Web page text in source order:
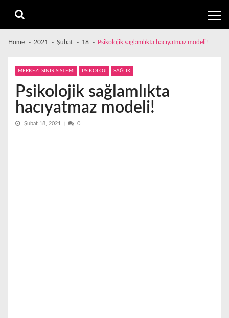
navigation
content
Home 2021 Şubat 18 Psikolojik sağlamlıkta hacıyatmaz modeli!
MERKEZİ SİNİR SİSTEMİ PSİKOLOJİ SAĞLIK
Psikolojik sağlamlıkta
hacıyatmaz modeli!
Şubat 18, 2021 0